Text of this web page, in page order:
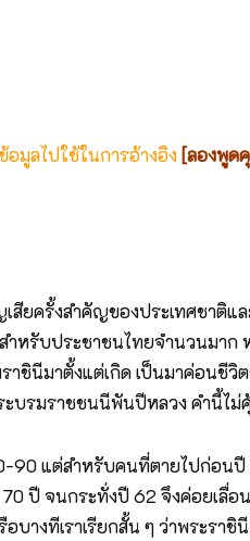
มูลไปใช้ในการอ้างอิง [ลองพูด
สียครั้งสำคัญของประเทศชาติแ
ำหรับประชาชนไทยจำนวนมาก
ชินีมาตั้งแต่เกิด เป็นมาค่อนชีวิ
บรมราชชนนีพันปีหลวง คำนี้ไม่คุ้
90 แต่สำหรับคนที่ตายไปก่อน
ปี จนกระทั่งปี 62 จึงค่อยเลื่อ
างทีเราเรียกสั้น ๆ ว่าพระราชิ